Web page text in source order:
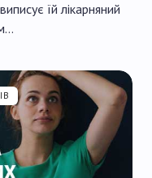
їй лікарняний